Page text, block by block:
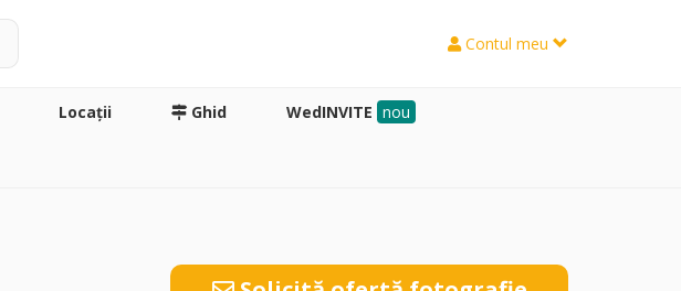
Contul meu
Locaţii Ghid WedINVITE nou